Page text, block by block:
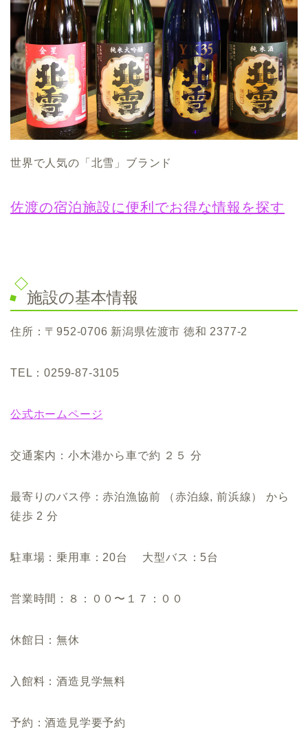
世界で人気の「北雪」ブランド
佐渡の宿泊施設に便利でお得な情報を探す
施設の基本情報
住所：〒952-0706 新潟県佐渡市 徳和 2377-2
TEL：0259-87-3105
公式ホームページ
交通案内：小木港から車で約 ２５ 分
最寄りのバス停：赤泊漁協前 （赤泊線, 前浜線） から
徒歩 2 分
駐車場：乗用車：20台 大型バス：5台
営業時間：８：００〜１７：００
休館日：無休
入館料：酒造見学無料
予約：酒造見学要予約